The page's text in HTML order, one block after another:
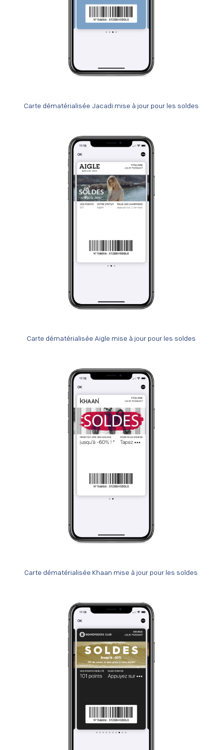
Carte dématérialisée Jacadi mise à jour pour les soldes
Carte dématérialisée Aigle mise à jour pour les soldes
Carte dématérialisée Khaan mise à jour pour les soldes